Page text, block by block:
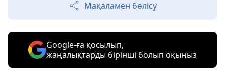
Мақаламен бөлісу
Google-ға қосылып,
жаңалықтарды бірінші болып оқыңыз